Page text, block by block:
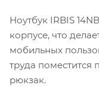
Ноутбук IRBIS
корпусе, что
мобильных
труда поместится
рюкзак.